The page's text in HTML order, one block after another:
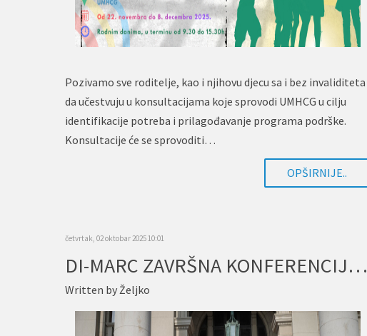
Pozivamo sve roditelje, kao i njihovu djecu sa i bez invaliditeta
da učestvuju u konsultacijama koje sprovodi UMHCG u cilju
identifikacije potreba i prilagođavanje programa podrške.
Konsultacije će se sprovoditi…
OPŠIRNIJE..
četvrtak, 02 oktobar 2025 10:01
DI-MARC ZAVRŠNA KONFERENCIJA U NARODNOJ SKUPŠTINI: REZULTATI, ISKUSTVA I PREPORUKE ZA INKLUZIVNE POLITIKE
Written byŽeljko